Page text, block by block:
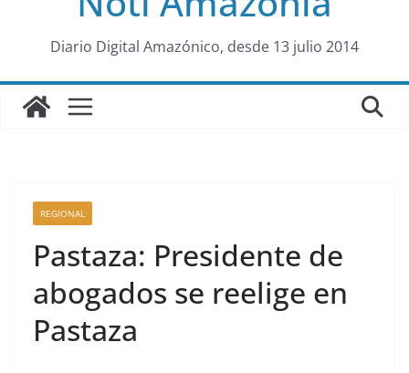
alDiario Digital Amazónico, desde 13 julio 2014
REGIONAL
Pastaza: Presidente de
abogados se reelige en
Pastaza